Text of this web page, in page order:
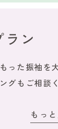
ン
った振袖を
グもご相談
もっ